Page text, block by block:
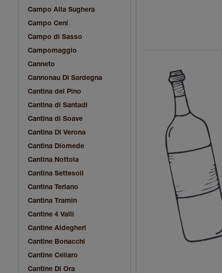
Campo Alla Sughera
Campo Ceni
Campo di Sasso
Campomaggio
Canneto
Cannonau Di Sardegna
Cantina del Pino
Cantina di Santadi
Cantina di Soave
Cantina Di Verona
Cantina Diomede
Cantina Nottola
Cantina Settesoli
Cantina Terlano
Cantina Tramin
Cantine 4 Valli
Cantine Aldegheri
Cantine Bonacchi
Cantine Cellaro
Cantine Di Ora